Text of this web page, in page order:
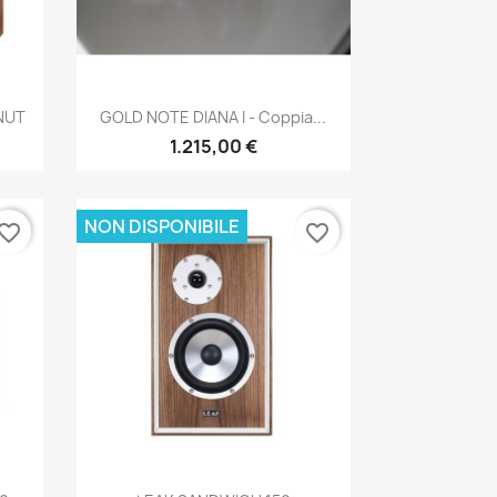
Anteprima
GOLD NOTE DIANA I - Coppia...
1.215,00 €
NON DISPONIBILE favorite_border